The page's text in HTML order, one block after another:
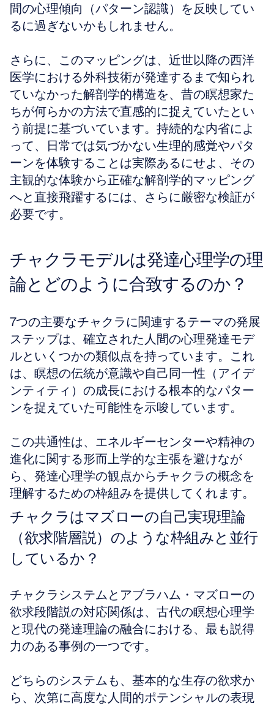
間の心理傾向（パターン認識）を反映してい
るに過ぎないかもしれません。
さらに、このマッピングは、近世以降の西洋
医学における外科技術が発達するまで知られ
ていなかった解剖学的構造を、昔の瞑想家た
ちが何らかの方法で直感的に捉えていたとい
う前提に基づいています。持続的な内省によ
って、日常では気づかない生理的感覚やパタ
ーンを体験することは実際あるにせよ、その
主観的な体験から正確な解剖学的マッピング
へと直接飛躍するには、さらに厳密な検証が
必要です。
チャクラモデルは発達心理学の理
論とどのように合致するのか？
7つの主要なチャクラに関連するテーマの発展
ステップは、確立された人間の心理発達モデ
ルといくつかの類似点を持っています。これ
は、瞑想の伝統が意識や自己同一性（アイデ
ンティティ）の成長における根本的なパター
ンを捉えていた可能性を示唆しています。
この共通性は、エネルギーセンターや精神の
進化に関する形而上学的な主張を避けなが
ら、発達心理学の観点からチャクラの概念を
理解するための枠組みを提供してくれます。
チャクラはマズローの自己実現理論
（欲求階層説）のような枠組みと並行
しているか？
チャクラシステムとアブラハム・マズローの
欲求段階説の対応関係は、古代の瞑想心理学
と現代の発達理論の融合における、最も説得
力のある事例の一つです。
どちらのシステムも、基本的な生存の欲求か
ら、次第に高度な人間的ポテンシャルの表現